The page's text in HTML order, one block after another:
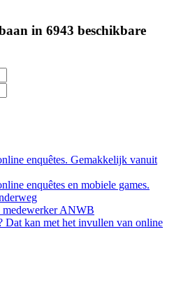
in 6943 beschikbare
enquêtes. Gemakkelijk vanuit
enquêtes en mobiele games.
medewerker ANWB
Dat kan met het invullen van online